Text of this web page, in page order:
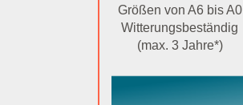
Größen von A6 bis A0
Witterungsbeständig
(max. 3 Jahre*)